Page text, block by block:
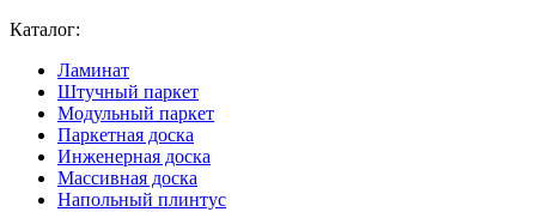
Каталог:
Ламинат
Штучный паркет
Модульный паркет
Паркетная доска
Инженерная доска
Массивная доска
Напольный плинтус